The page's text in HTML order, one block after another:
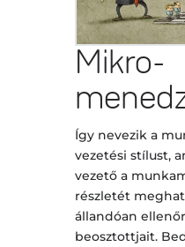
Mikro-
Így nevezik a
vezetési stílust,
vezető a
részletét
állandóan
beosztottjait.